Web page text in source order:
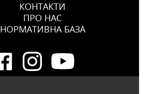
КОНТАКТИ
ПРО НАС
НОРМАТИВНА БАЗА